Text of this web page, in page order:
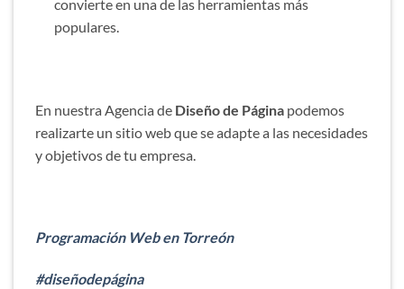
convierte en una de las herramientas más
populares.
En nuestra Agencia de Diseño de Página podemos
realizarte un sitio web que se adapte a las necesidades
y objetivos de tu empresa.
Programación Web en Torreón
#diseñodepágina